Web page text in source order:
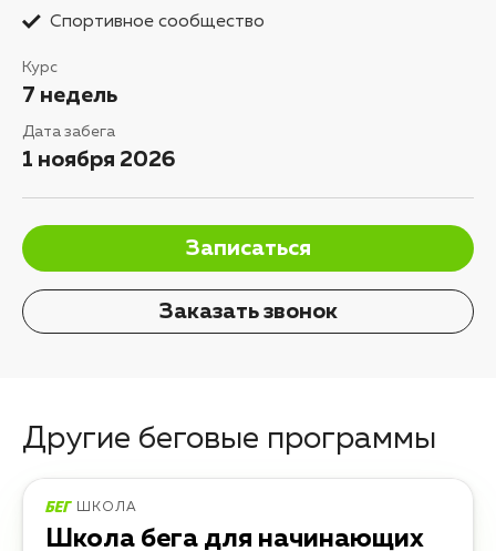
Спортивное сообщество
Курс
7 недель
Дата забега
1 ноября 2026
Записаться
Заказать звонок
Другие беговые программы
ШКОЛА
Школа бега для начинающих